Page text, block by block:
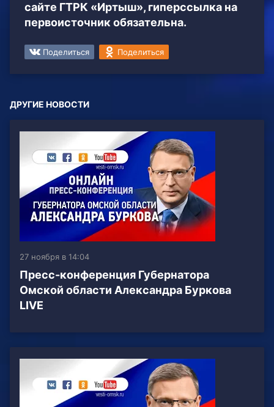
сайте ГТРК «Иртыш», гиперссылка на
первоисточник обязательна.
Поделиться Поделиться
ДРУГИЕ НОВОСТИ
27 ноября в 14:04
Пресс-конференция Губернатора
Омской области Александра Буркова
LIVE